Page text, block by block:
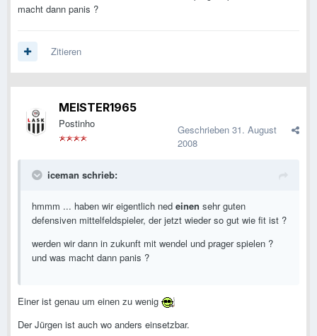
macht dann panis ?
Zitieren
MEISTER1965
Postinho Geschrieben 31. August
2008
iceman schrieb:
hmmm ... haben wir eigentlich ned einen sehr guten
defensiven mittelfeldspieler, der jetzt wieder so gut wie fit ist ?
werden wir dann in zukunft mit wendel und prager spielen ?
und was macht dann panis ?
Einer ist genau um einen zu wenig
Der Jürgen ist auch wo anders einsetzbar.